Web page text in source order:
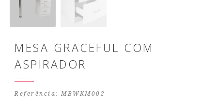
MESA GRACEFUL COM
ASPIRADOR
Referência: MBWKM002